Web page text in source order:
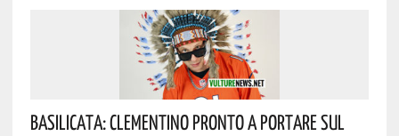
Basilicata: Clementino Pronto A Portare Sul